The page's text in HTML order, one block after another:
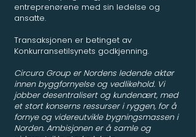
entreprenørene med sin ledelse og
ansatte.
Transaksjonen er betinget av
Konkurransetilsynets godkjenning.
Circura Group er Nordens ledende aktør
innen byggfornyelse og vedlikehold. Vi
jobber desentralisert og kundenært, med
et stort konserns ressurser i ryggen, for å
fornye og videreutvikle bygningsmassen i
Norden. Ambisjonen er å samle og